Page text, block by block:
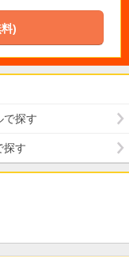
)
で探す
探す